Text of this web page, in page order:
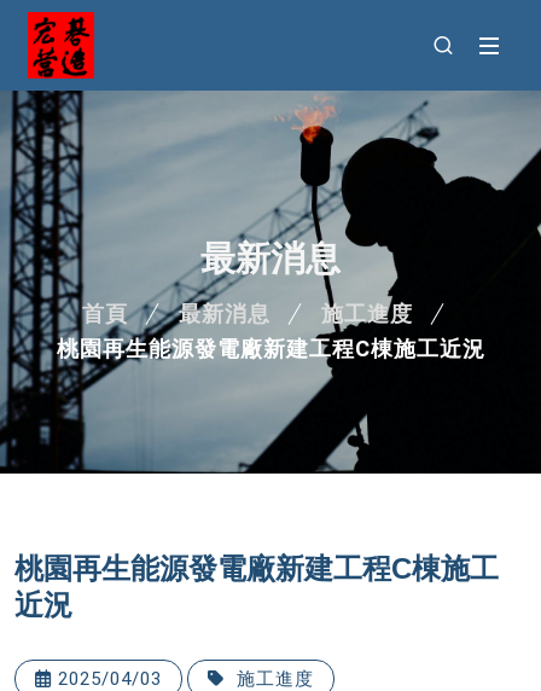
最新消息
首頁 最新消息
施工進度
桃園再生能源發電廠新建工程C棟施工近況
桃園再生能源發電廠新建工程C棟施工
近況
2025/04/03 施工進度